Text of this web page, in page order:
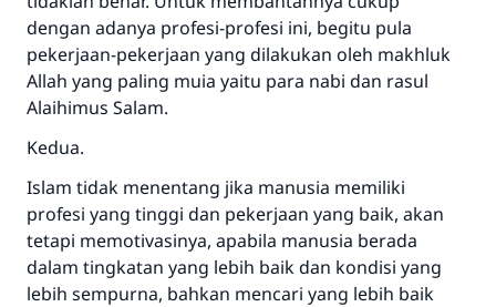
dengan adanya profesi-profesi ini, begitu pula
pekerjaan-pekerjaan yang dilakukan oleh makhluk
Allah yang paling muia yaitu para nabi dan rasul
Alaihimus Salam.
Kedua.
Islam tidak menentang jika manusia memiliki
profesi yang tinggi dan pekerjaan yang baik, akan
tetapi memotivasinya, apabila manusia berada
dalam tingkatan yang lebih baik dan kondisi yang
lebih sempurna, bahkan mencari yang lebih baik
Jawaban no. 110845
menyelamatkan pernikahan.
Rasulullah ﷺ bersabda
"Siapa yang menunjukkan suatu kebaikan,
meka dia akan mendapatkan pahala yang
sama dengan orang yang melakukannya"